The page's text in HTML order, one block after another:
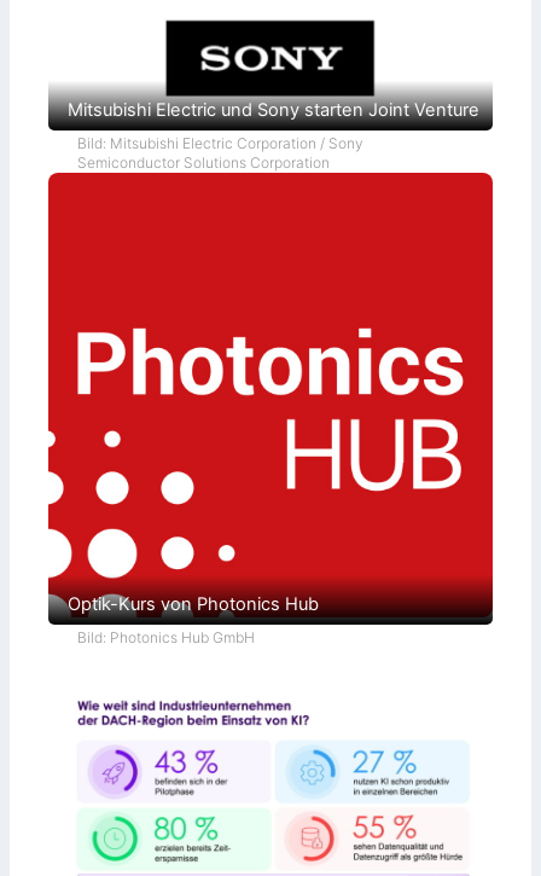
Mitsubishi Electric und Sony starten Joint Venture
Bild: Mitsubishi Electric Corporation / Sony
Semiconductor Solutions Corporation
Optik-Kurs von Photonics Hub
Bild: Photonics Hub GmbH